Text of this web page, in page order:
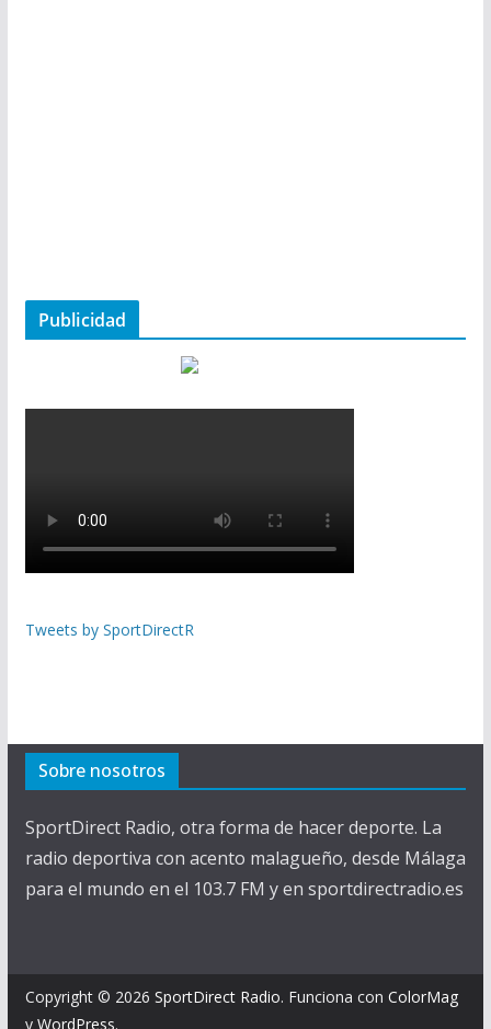
Publicidad
Tweets by SportDirectR
Sobre nosotros
SportDirect Radio, otra forma de hacer deporte. La
radio deportiva con acento malagueño, desde Málaga
para el mundo en el 103.7 FM y en sportdirectradio.es
Copyright © 2026 SportDirect Radio. Funciona con ColorMag
y WordPress.